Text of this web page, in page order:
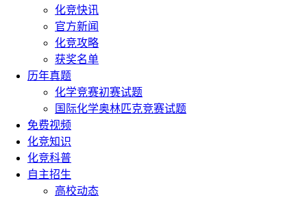
化竞快讯
官方新闻
化竞攻略
获奖名单
历年真题
化学竞赛初赛试题
国际化学奥林匹克竞赛试题
免费视频
化竞知识
化竞科普
自主招生
高校动态